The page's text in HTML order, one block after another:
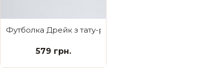
Футболка Дрейк з тату-рукавами Сакура Прекрасна
579 грн.